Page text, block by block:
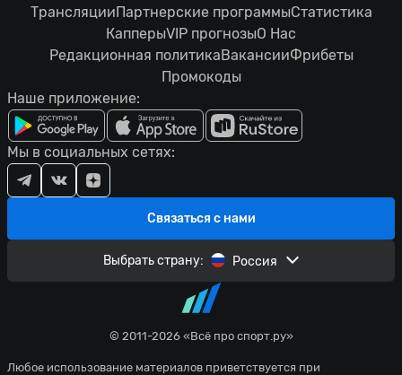
© 2011-2026 «Всё про спорт.ру»
Любое использование материалов приветствуется при
ТрансляцииПартнерские программыСтатистика
КапперыVIP прогнозыО Нас
Редакционная политикаВакансииФрибеты
Промокоды
Наше приложение:
Связаться с нами
Мы в социальных сетях:
Выбрать страну: Россия